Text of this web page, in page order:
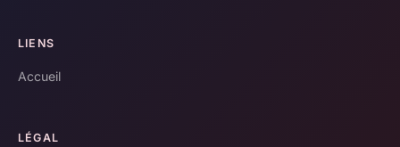
LIENS
Accueil
LÉGAL